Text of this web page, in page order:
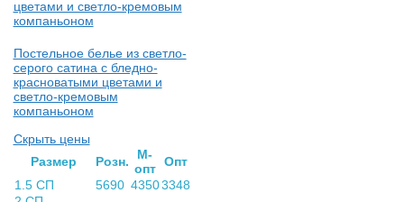
Постельное белье из светло-
серого сатина с бледно-
красноватыми цветами и
светло-кремовым
компаньоном
Скрыть цены
Раз­мер
Розн.
М-
опт Опт
1.5 СП
5690 43503348